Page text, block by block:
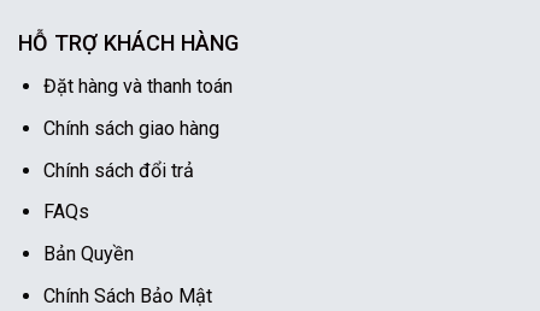
HỖ TRỢ KHÁCH HÀNG
Đặt hàng và thanh toán
Chính sách giao hàng
Chính sách đổi trả
FAQs
Bản Quyền
Chính Sách Bảo Mật